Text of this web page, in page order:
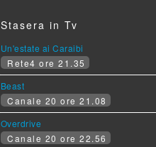
Stasera in Tv
Un'estate ai Caraibi
Rete4 ore 21.35
Beast
Canale 20 ore 21.08
Overdrive
Canale 20 ore 22.56